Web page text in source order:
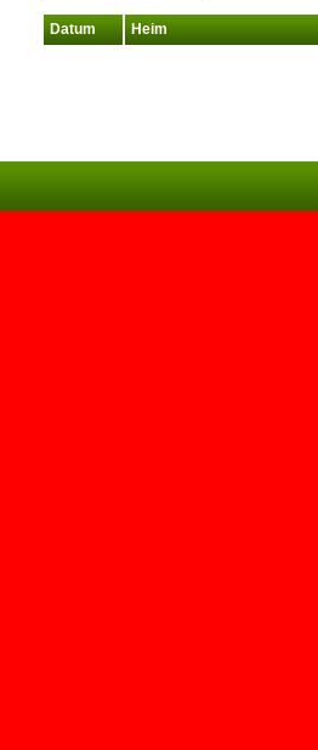
Datum Heim